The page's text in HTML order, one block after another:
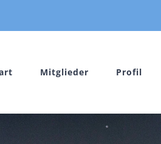
Mitglieder Profil